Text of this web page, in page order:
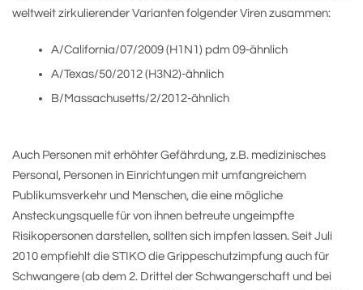
weltweit zirkulierender Varianten folgender Viren zusammen:
A/California/07/2009 (H1N1) pdm 09-ähnlich
A/Texas/50/2012 (H3N2)-ähnlich
B/Massachusetts/2/2012-ähnlich
Auch Personen mit erhöhter Gefährdung, z.B. medizinisches
Personal, Personen in Einrichtungen mit umfangreichem
Publikumsverkehr und Menschen, die eine mögliche
Ansteckungsquelle für von ihnen betreute ungeimpfte
Risikopersonen darstellen, sollten sich impfen lassen. Seit Juli
2010 empfiehlt die STIKO die Grippeschutzimpfung auch für
Schwangere (ab dem 2. Drittel der Schwangerschaft und bei